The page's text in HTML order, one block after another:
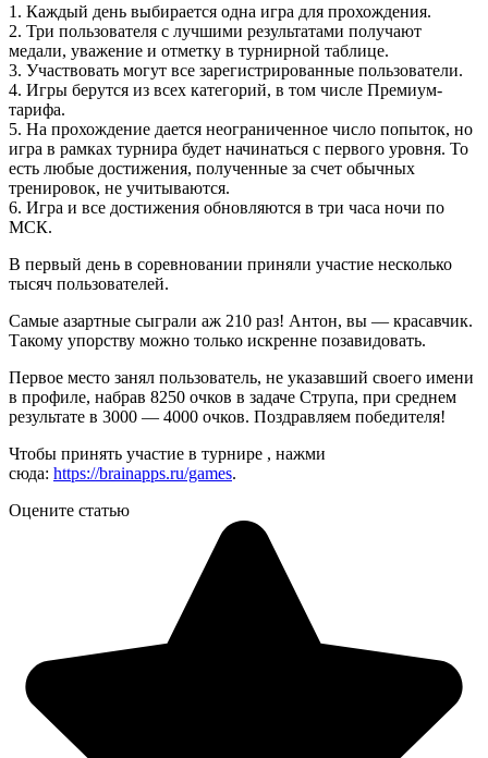
1. Каждый день выбирается одна игра для прохождения.
2. Три пользователя с лучшими результатами получают
медали, уважение и отметку в турнирной таблице.
3. Участвовать могут все зарегистрированные пользователи.
4. Игры берутся из всех категорий, в том числе Премиум-
тарифа.
5. На прохождение дается неограниченное число попыток, но
игра в рамках турнира будет начинаться с первого уровня. То
есть любые достижения, полученные за счет обычных
тренировок, не учитываются.
6. Игра и все достижения обновляются в три часа ночи по
МСК.
В первый день в соревновании приняли участие несколько
тысяч пользователей.
Самые азартные сыграли аж 210 раз! Антон, вы — красавчик.
Такому упорству можно только искренне позавидовать.
Первое место занял пользователь, не указавший своего имени
в профиле, набрав 8250 очков в задаче Струпа, при среднем
результате в 3000 — 4000 очков. Поздравляем победителя!
Чтобы принять участие в турнире , нажми
сюда: https://brainapps.ru/games.
Оцените статью